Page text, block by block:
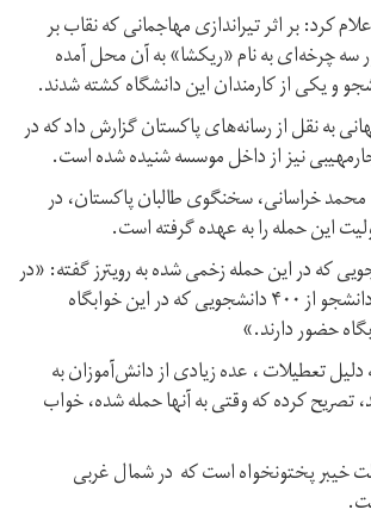
کرد: بر اثر تیراندازی مهاجمانی که نقاب بر
سه چرخه‌ای به نام «ریکشا» به آن محل آمده
به نقل از رسانه‌های پاکستان گزارش داد که در
نیز از داخل موسسه شنیده شده است.
خراسانی، سخنگوی طالبان پاکستان، در
این حمله را به عهده گرفته است.
که در این حمله زخمی شده به رویترز گفته: «در
حال حاضر فقط ۱۲۰ دانشجو از ۴۰۰ دانشجویی که در این خوابگاه
حضور دارند.»
دلیل تعطیلات ، عده زیادی از دانش‌آموزان به
تصریح کرده که وقتی به آنها حمله شده، خواب
خیبر پختونخواه است که در شمال غربی